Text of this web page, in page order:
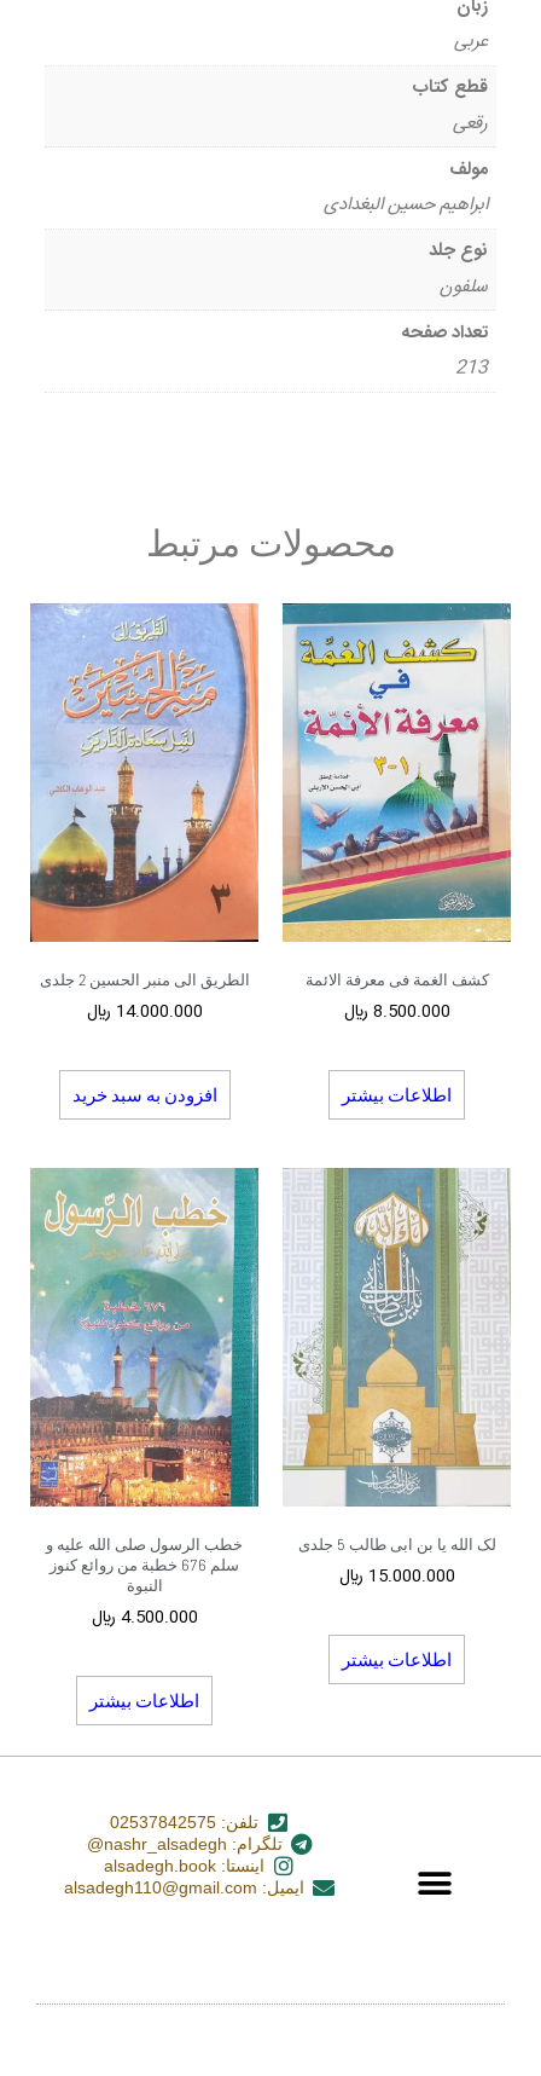
زبان
عربی
قطع کتاب
رقعی
مولف
ابراهیم حسین البغدادی
نوع جلد
سلفون
تعداد صفحه
213
محصولات مرتبط
کشف الغمة فی معرفة الائمة
8.500.000 ﷼
اطلاعات بیشتر
الطریق الی منبر الحسین 2 جلدی
14.000.000 ﷼
افزودن به سبد خرید
لک الله یا بن ابی طالب 5 جلدی
15.000.000 ﷼
اطلاعات بیشتر
خطب الرسول صلی الله علیه و
سلم 676 خطبة من روائع کنوز
النبوة
4.500.000 ﷼
اطلاعات بیشتر
تلفن: 02537842575
تلگرام: nashr_alsadegh@
اینستا: alsadegh.book
ایمیل: alsadegh110@gmail.com